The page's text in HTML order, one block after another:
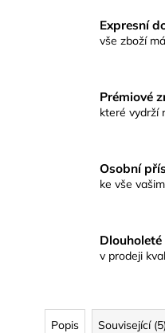
Expresní
vše zboží
Prémiové
které vydrží
Osobní
ke vše
v prodeji
Popis Související (5)